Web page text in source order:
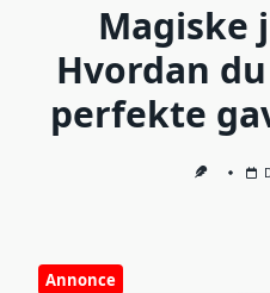
Magiske
Hvordan
perfekte
Annonce